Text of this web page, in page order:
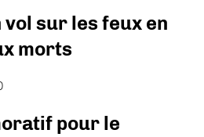
sur les feux en
morts
pour le